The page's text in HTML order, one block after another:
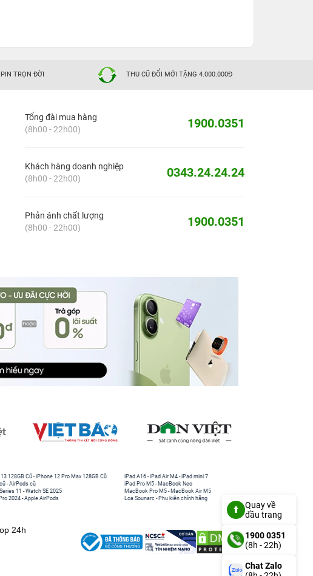
TRỌN ĐỜI THU CŨ ĐỔI MỚI TẶNG 4.000.000Đ
Tổng đài mua hàng
(8h00 - 22h00)
1900.0351
Khách hàng doanh nghiệp
(8h00 - 22h00)
0343.24.24.24
Phản ánh chất lượng
(8h00 - 22h00)
1900.0351
128GB Cũ -iPhone 12 Pro Max 128GB Cũ
-AirPods cũ
11 -Watch SE 2025
2024 -Apple AirPods
iPad A16 -iPad Air M4 -iPad mini 7
iPad Pro M5 - MacBook Neo
MacBook Pro M5 - MacBook Air M5
Loa Sounarc - Phụ kiện chính hãng
24h
Quay về
đầu trang
1900 0351
(8h - 22h)
Chat Zalo